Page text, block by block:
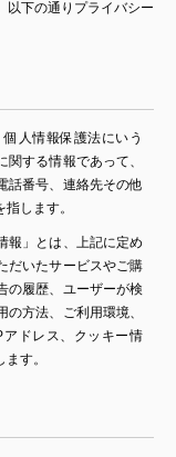
以下の通りプライバシー
人情報保護法にいう
関する情報であって、
話番号、連絡先その他
します。
報」とは、上記に定め
だいたサービスやご購
の履歴、ユーザーが検
方法、ご利用環境、
ドレス、クッキー情
す。